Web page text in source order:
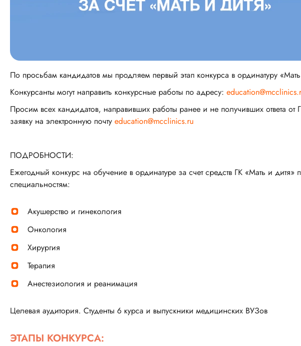
По просьбам кандидатов мы продляем первый этап конкурса в ординатуру
Конкурсанты могут направить конкурсные работы по адресу:
Просим всех кандидатов, направивших работы ранее и не получивших ответа
заявку на электронную почту education@mcclinics.ru
ПОДРОБНОСТИ:
Ежегодный конкурс на обучение в ординатуре за счет средств ГК «Мать и
специальностям:
Акушерство и гинекология
Онкология
Хирургия
Терапия
Анестезиология и реанимация
Целевая аудитория. Студенты 6 курса и выпускники медицинских ВУЗов
ЭТАПЫ КОНКУРСА: